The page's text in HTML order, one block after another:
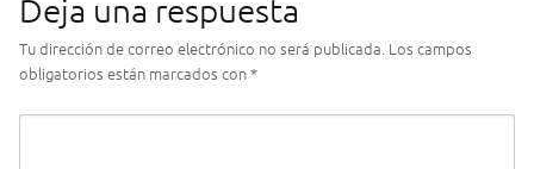
Deja una respuesta
Tu dirección de correo electrónico no será publicada. Los campos
obligatorios están marcados con*